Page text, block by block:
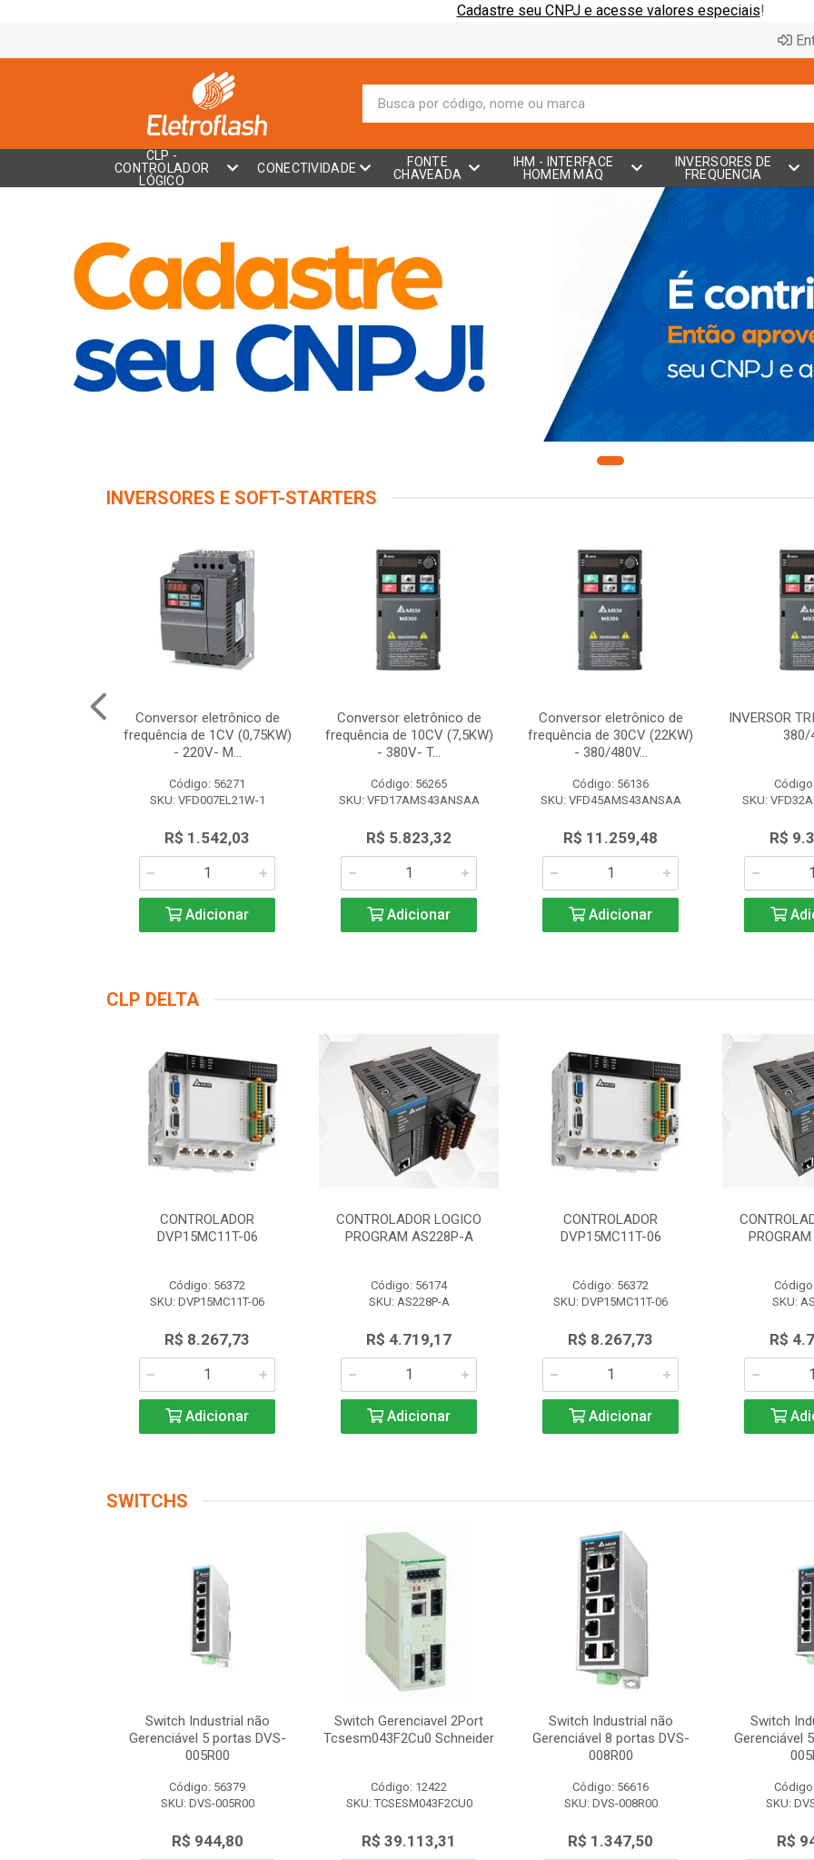
Cadastre seu CNPJ e acesse valores especiais!
CLP -
CONTROLADOR
LÓGICO
CONECTIVIDADE
FONTE
CHAVEADA
IHM - INTERFACE
HOMEM MÁQ
INVERSORES DE
FREQUENCIA
INVERSORES E SOFT-STARTERS
Conversor eletrônico de
frequência de 1CV (0,75KW)
- 220V- M...
Código: 56271
SKU: VFD007EL21W-1
R$ 1.542,03
Adicionar
Conversor eletrônico de
frequência de 10CV (7,5KW)
- 380V- T...
Código: 56265
SKU: VFD17AMS43ANSAA
R$ 5.823,32
Adicionar
Conversor eletrônico de
frequência de 30CV (22KW)
- 380/480V...
Código: 56136
SKU: VFD45AMS43ANSAA
R$ 11.259,48
Adicionar
INVERSOR
380/
SKU:
R$
CLP DELTA
CONTROLADOR
DVP15MC11T-06
Código: 56372
SKU: DVP15MC11T-06
R$ 8.267,73
Adicionar
CONTROLADOR LOGICO
PROGRAM AS228P-A
Código: 56174
SKU: AS228P-A
R$ 4.719,17
Adicionar
CONTROLADOR
DVP15MC11T-06
Código: 56372
SKU: DVP15MC11T-06
R$ 8.267,73
Adicionar
SKU:
R$
SWITCHS
Switch Industrial não
Gerenciável 5 portas DVS-
005R00
Código: 56379
SKU: DVS-005R00
R$ 944,80
Switch Gerenciavel 2Port
Tcsesm043F2Cu0 Schneider
Código: 12422
SKU: TCSESM043F2CU0
R$ 39.113,31
Switch Industrial não
Gerenciável 8 portas DVS-
008R00
Código: 56616
SKU: DVS-008R00
R$ 1.347,50
Switch
Gerenciável
SKU:
R$